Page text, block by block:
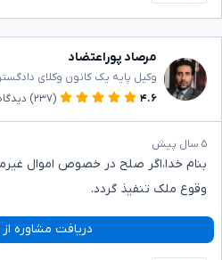
مرصاد پوراعتضاد
وکیل پایه یک کانون وکلای
۴.۶
(۲۳۷)
۵ سال پیش
بنام خدا،اگر صلح در خصوص اموال
وقوع ملک تنفیذ گردد.
دریافت مشاوره